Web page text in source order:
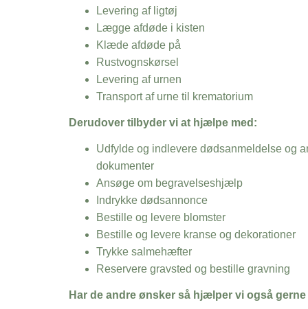
Levering af ligtøj
Lægge afdøde i kisten
Klæde afdøde på
Rustvognskørsel
Levering af urnen
Transport af urne til krematorium
Derudover tilbyder vi at hjælpe med:
Udfylde og indlevere dødsanmeldelse og
dokumenter
Ansøge om begravelseshjælp
Indrykke dødsannonce
Bestille og levere blomster
Bestille og levere kranse og dekorationer
Trykke salmehæfter
Reservere gravsted og bestille gravning
Har de andre ønsker så hjælper vi også gerne